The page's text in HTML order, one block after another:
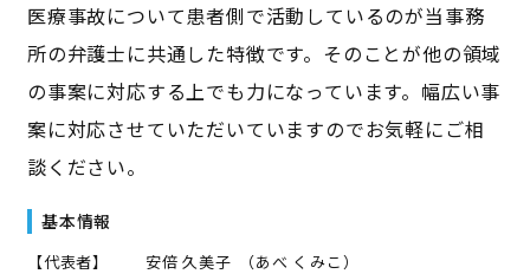
医療事故について患者側で活動しているのが当事務
所の弁護士に共通した特徴です。そのことが他の領域
の事案に対応する上でも力になっています。幅広い事
案に対応させていただいていますのでお気軽にご相
談ください。
基本情報
【代表者】 安倍 久美子 （あべ くみこ）